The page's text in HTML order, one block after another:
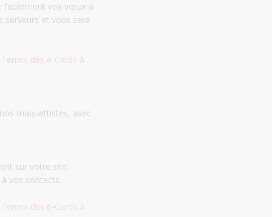
facilement vos vœux à
serveurs et vous sera
des e-Cards à
maquettistes, avec
sur votre site.
vos contacts.
des e-Cards à